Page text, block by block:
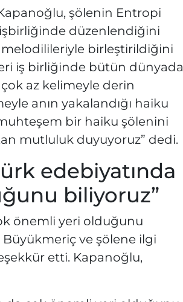
şölenin Entropi
düzenlendiğini
birleştirildiğini
iş birliğinde bütün dünyada
az kelimeyle derin
anın yakalandığı haiku
bir haiku şölenini
mutluluk duyuyoruz” dedi.
edebiyatında
biliyoruz”
önemli yeri olduğunu
ve şölene ilgi
etti. Kapanoğlu,